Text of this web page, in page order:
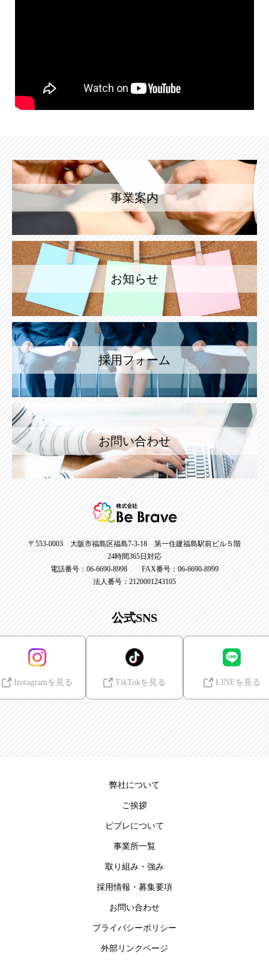
事業案内
お知らせ
採用フォーム
お問い合わせ
〒553-0003 大阪市福島区福島7-3-18 第一住建福島駅前ビル５階
24時間365日対応
電話番号：06-6690-8998 FAX番号：06-6690-8999
法人番号：2120001243105
公式SNS
Instagramを見る TikTokを見る LINEを見る
弊社について
ご挨拶
ビブレについて
事業所一覧
取り組み・強み
採用情報・募集要項
お問い合わせ
プライバシーポリシー
外部リンクページ